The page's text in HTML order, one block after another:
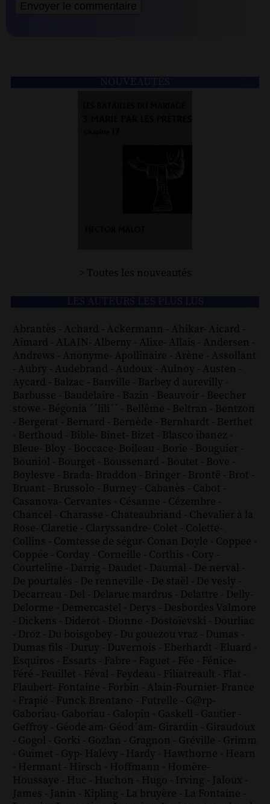
> Toutes les nouveautés
Abrantès - Achard - Ackermann - Ahikar- Aicard -
Aimard - ALAIN- Alberny - Alixe- Allais - Andersen -
Andrews - Anonyme- Apollinaire - Arène - Assollant
- Aubry - Audebrand - Audoux - Aulnoy - Austen -
Aycard - Balzac - Banville - Barbey d aurevilly -
Barbusse - Baudelaire - Bazin - Beauvoir - Beecher
stowe - Bégonia ´´lili´´ - Bellême - Beltran - Bentzon
- Bergerat - Bernard - Bernède - Bernhardt - Berthet
- Berthoud - Bible- Binet- Bizet - Blasco ibanez -
Bleue- Bloy - Boccace- Boileau - Borie - Bouguier -
Bouniol - Bourget - Boussenard - Boutet - Bove -
Boylesve - Brada- Braddon - Bringer - Brontë - Brot -
Bruant - Brussolo - Burney - Cabanès - Cabot -
Casanova- Cervantes - Césanne - Cézembre -
Chancel - Charasse - Chateaubriand - Chevalier à la
Rose- Claretie - Claryssandre- Colet - Colette-
Collins - Comtesse de ségur- Conan Doyle - Coppee -
Coppée - Corday - Corneille - Corthis - Cory -
Courteline - Darrig - Daudet - Daumal - De nerval -
De pourtalès - De renneville - De staël - De vesly -
Decarreau - Del - Delarue mardrus - Delattre - Delly-
Delorme - Demercastel - Derys - Desbordes Valmore
- Dickens - Diderot - Dionne - Dostoïevski - Dourliac
- Droz - Du boisgobey - Du gouezou vraz - Dumas -
Dumas fils - Duruy - Duvernois - Eberhardt - Eluard -
Esquiros - Essarts - Fabre - Faguet - Fée - Fénice-
Féré - Feuillet - Féval - Feydeau - Filiatreault - Flat -
Flaubert- Fontaine - Forbin - Alain-Fournier- France
- Frapié - Funck Brentano - Futrelle - G@rp-
Gaboriau- Gaboriau - Galopin - Gaskell - Gautier -
Geffroy - Géode am- Géod´am- Girardin - Giraudoux
- Gogol - Gorki - Gozlan - Gragnon - Gréville - Grimm
- Guimet - Gyp- Halévy - Hardy - Hawthorne - Hearn
- Hermant - Hirsch - Hoffmann - Homère-
Houssaye - Huc - Huchon - Hugo - Irving - Jaloux -
James - Janin - Kipling - La bruyère - La Fontaine -